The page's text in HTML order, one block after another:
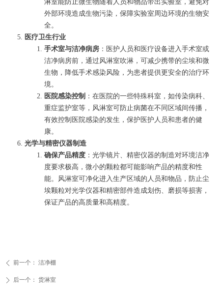
淋室能防止微生物随着人员和物品带出实验室，避免对
外部环境造成生物污染，保障实验室周边环境的生物安
全。
医疗卫生行业
手术室与洁净病房 ：医护人员和医疗设备进入手术室或
洁净病房前，通过风淋室吹淋，可减少携带的尘埃和微
生物，降低手术感染风险，为患者提供更安全的治疗环
境。
医院感染控制 ：在医院的一些特殊科室，如传染病科、
重症监护室等，风淋室可防止病菌在不同区域间传播，
有效控制医院感染的发生，保护医护人员和患者的健
康。
光学与精密仪器制造
确保产品精度 ：光学镜片、精密仪器的制造对环境洁净
度要求极高，微小的颗粒都可能影响产品的精度和性
能。风淋室可净化进入生产区域的人员和物品，防止尘
埃颗粒对光学仪器和精密部件造成划伤、磨损等损害，
保证产品的高质量和高精度。
ꄴ 前一个： 洁净棚
ꄲ 后一个： 货淋室